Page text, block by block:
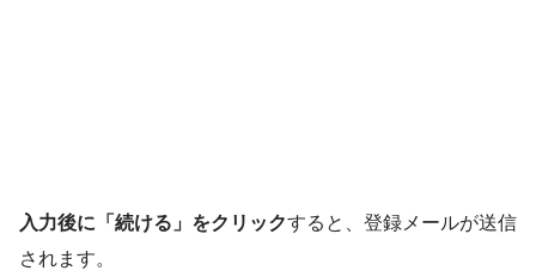
入力後に「続ける」をクリックすると、登録メールが送信
されます。